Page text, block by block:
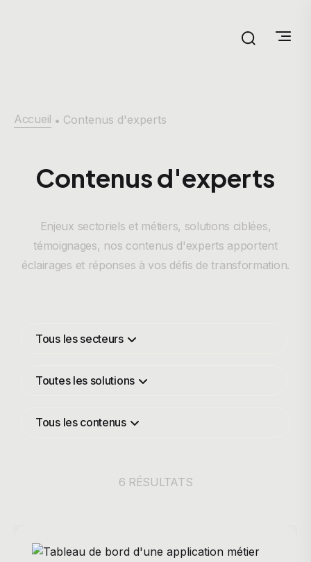
Accueil • Contenus d'experts
Contenus d'experts
Enjeux sectoriels et métiers, solutions ciblées,
témoignages, nos contenus d'experts apportent
éclairages et réponses à vos défis de transformation.
Tous les secteurs
Toutes les solutions
Tous les contenus
6 RÉSULTATS